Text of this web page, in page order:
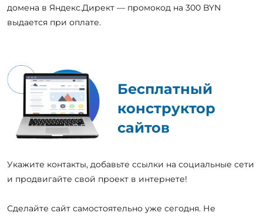
домена в Яндекс.Директ — промокод на 300 BYN
выдается при оплате.
Бесплатный
конструктор
сайтов
Укажите контакты, добавьте ссылки на социальные сети
и продвигайте свой проект в интернете!
Сделайте сайт самостоятельно уже сегодня. Не